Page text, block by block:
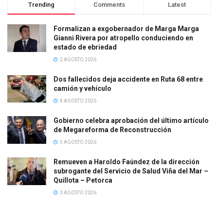
Trending Comments Latest
Formalizan a exgobernador de Marga Marga
Gianni Rivera por atropello conduciendo en
estado de ebriedad
2 AGOSTO 2026
Dos fallecidos deja accidente en Ruta 68 entre
camión y vehículo
4 AGOSTO 2026
Gobierno celebra aprobación del último artículo
de Megareforma de Reconstrucción
5 AGOSTO 2026
Remueven a Haroldo Faúndez de la dirección
subrogante del Servicio de Salud Viña del Mar –
Quillota – Petorca
3 AGOSTO 2026